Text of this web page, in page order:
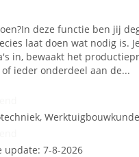
deze functie ben jij
laat doen wat nodig is.
in, bewaakt het
ieder onderdeel aan de...
update: 7-8-2026